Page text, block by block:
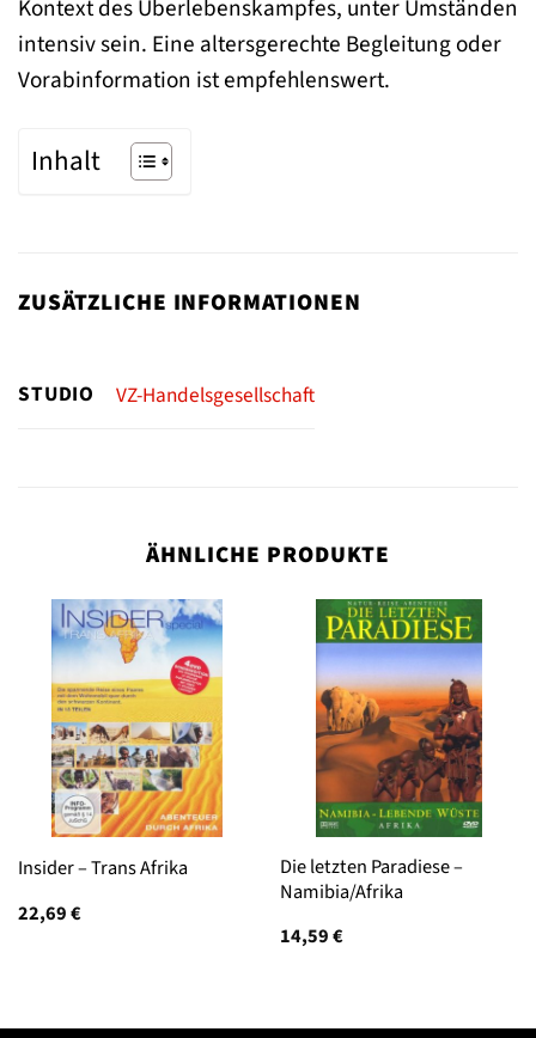
Kontext des Überlebenskampfes, unter Umständen
intensiv sein. Eine altersgerechte Begleitung oder
Vorabinformation ist empfehlenswert.
Inhalt
ZUSÄTZLICHE INFORMATIONEN
STUDIO VZ-Handelsgesellschaft
ÄHNLICHE PRODUKTE
Insider – Trans Afrika
22,69€
Die letzten Paradiese –
Namibia/Afrika
14,59€